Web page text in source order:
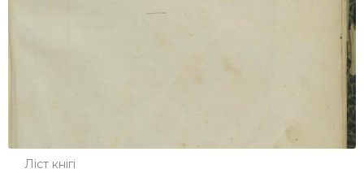
Ліст кнігі